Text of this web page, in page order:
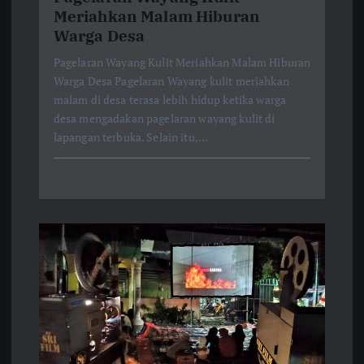
Meriahkan Malam Hiburan
Warga Desa
Pagelaran Wayang Kulit Meriahkan Malam Hiburan
Warga Desa Pagelaran Wayang kulit meriahkan
malam di desa terasa lebih hidup ketika warga
desa mengadakan pagelaran wayang kulit di
lapangan terbuka. Selain itu,…